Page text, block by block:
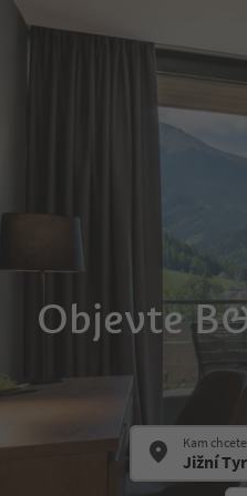
Objevte
Kam